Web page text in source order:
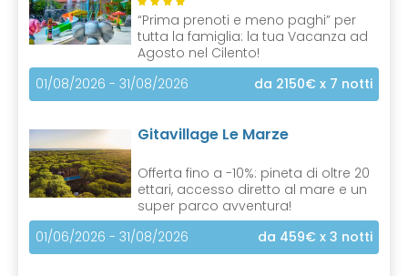
“Prima prenoti e meno paghi” per
tutta la famiglia: la tua Vacanza ad
Agosto nel Cilento!
01/08/2026 - 31/08/2026
da 2150€ x 7 notti
Gitavillage Le Marze
Offerta fino a -10%: pineta di oltre 20
ettari, accesso diretto al mare e un
super parco avventura!
01/06/2026 - 31/08/2026
da 459€ x 3 notti